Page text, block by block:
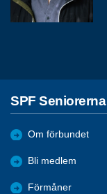
SPF Seniorerna
Om förbundet
Bli medlem
Förmåner